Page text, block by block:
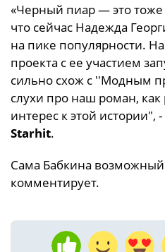
«Черный пиар — это
что сейчас Надежда
на пике популярности.
проекта с ее участием
сильно схож с ''Модным
слухи про наш роман, как
интерес к этой истории",
Starhit.
Сама Бабкина
комментирует.